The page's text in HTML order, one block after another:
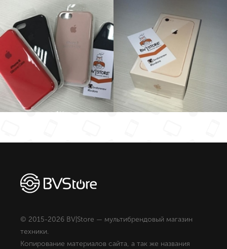
© 2015-2026 BV|Store — мультибрендовый магазин
техники.
Копирование материалов сайта, а так же названия